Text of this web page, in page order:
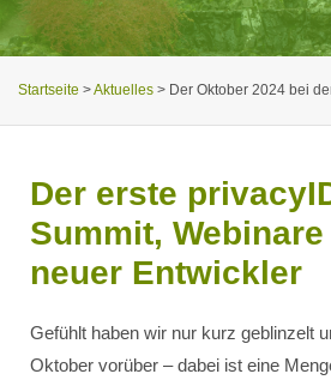
Startseite >Aktuelles > Der Oktober 2024 bei
Der erste
Summit,
neuer Entwickler
Gefühlt haben wir nur kurz geblinzelt
Oktober vorüber – dabei ist eine